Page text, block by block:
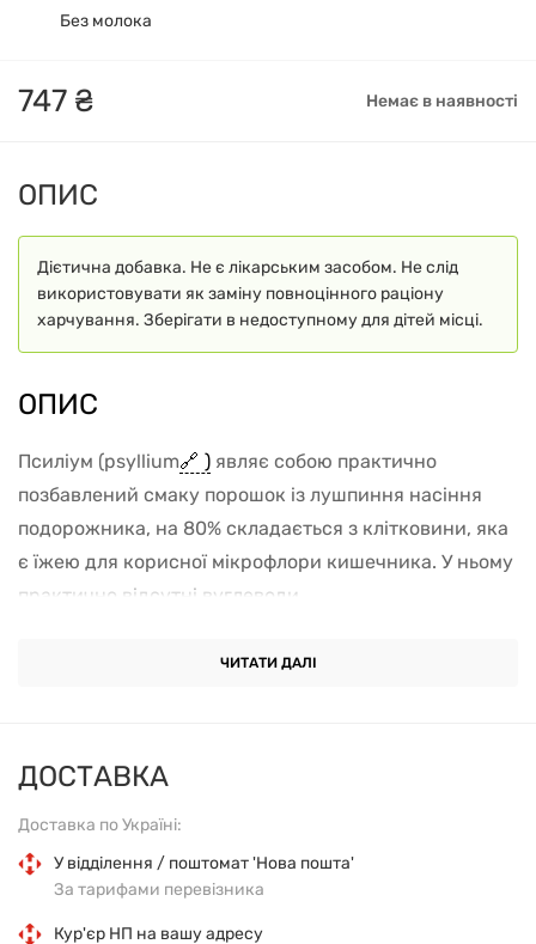
747 ₴ Немає в наявності
Без молока
ДОСТАВКА
Доставка по Україні:
У відділення / поштомат 'Нова пошта'
За тарифами перевізника
Кур'єр НП на вашу адресу
ОПИС
Дієтична добавка. Не є лікарським засобом. Не слід
використовувати як заміну повноцінного раціону
харчування. Зберігати в недоступному для дітей місці.
ОПИС
Псиліум (psyllium ) являє собою практично
позбавлений смаку порошок із лушпиння насіння
подорожника, на 80% складається з клітковини, яка
є їжею для корисної мікрофлори кишечника. У ньому
практично відсутні вуглеводи.
Прийом лушпиння насіння подорожника і яблучного
Ця властивість відіграє важливу роль у підтримці
нормального травлення і здоров'я шлунково-
кишкового тракту.
РЕКОМЕНДАЦІЇ
ЧИТАТИ ДАЛІ